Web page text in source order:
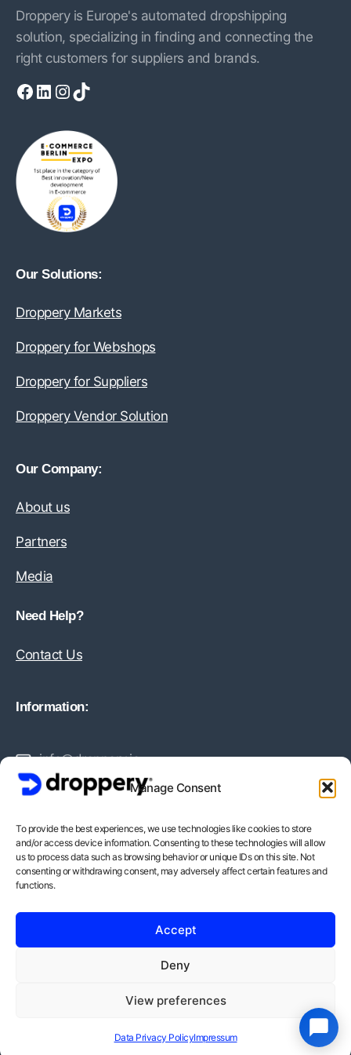
Manage Consent
To provide the best experiences, we use technologies like cookies to store
and/or access device information. Consenting to these technologies will allow
us to process data such as browsing behavior or unique IDs on this site. Not
consenting or withdrawing consent, may adversely affect certain features and
functions.
Accept
Deny
View preferences
Data Privacy PolicyImpressum
Droppery is Europe's automated dropshipping
solution, specializing in finding and connecting the
right customers for suppliers and brands.
Facebook LinkedIn InstagramTikTok
Our Solutions:
Droppery Markets
Droppery for Webshops
Droppery for Suppliers
Droppery Vendor Solution
Our Company:
About us
Partners
Media
Need Help?
Contact Us
Information:
info@droppery.io
Vossiusstraat 20-2
1071AD Amsterdam
BTW-Nummer: NL862378552B01